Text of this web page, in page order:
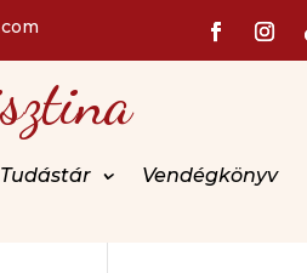
Tudástár Vendégkönyv